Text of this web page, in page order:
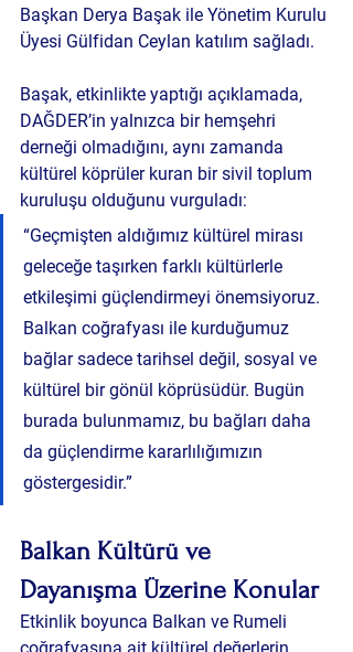
Başkan Derya Başak ile Yönetim Kurulu
Üyesi Gülfidan Ceylan katılım sağladı.
Başak, etkinlikte yaptığı açıklamada,
DAĞDER’in yalnızca bir hemşehri
derneği olmadığını, aynı zamanda
kültürel köprüler kuran bir sivil toplum
kuruluşu olduğunu vurguladı:
“Geçmişten aldığımız kültürel mirası
geleceğe taşırken farklı kültürlerle
etkileşimi güçlendirmeyi önemsiyoruz.
Balkan coğrafyası ile kurduğumuz
bağlar sadece tarihsel değil, sosyal ve
kültürel bir gönül köprüsüdür. Bugün
burada bulunmamız, bu bağları daha
da güçlendirme kararlılığımızın
göstergesidir.”
Balkan Kültürü ve
Dayanışma Üzerine Konular
Etkinlik boyunca Balkan ve Rumeli
coğrafyasına ait kültürel değerlerin